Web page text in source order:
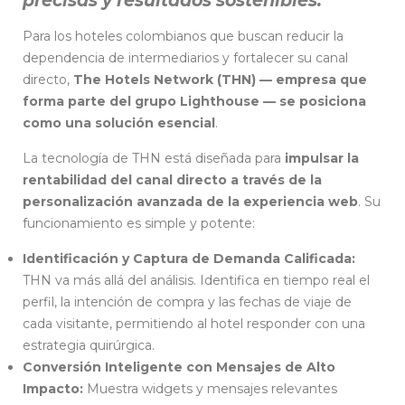
Para los hoteles colombianos que buscan reducir la
dependencia de intermediarios y fortalecer su canal
directo, The Hotels Network (THN) — empresa que
forma parte del grupo Lighthouse — se posiciona
como una solución esencial.
La tecnología de THN está diseñada para impulsar la
rentabilidad del canal directo a través de la
personalización avanzada de la experiencia web. Su
funcionamiento es simple y potente:
Identificación y Captura de Demanda Calificada:
THN va más allá del análisis. Identifica en tiempo real el
perfil, la intención de compra y las fechas de viaje de
cada visitante, permitiendo al hotel responder con una
estrategia quirúrgica.
Conversión Inteligente con Mensajes de Alto
Impacto: Muestra widgets y mensajes relevantes